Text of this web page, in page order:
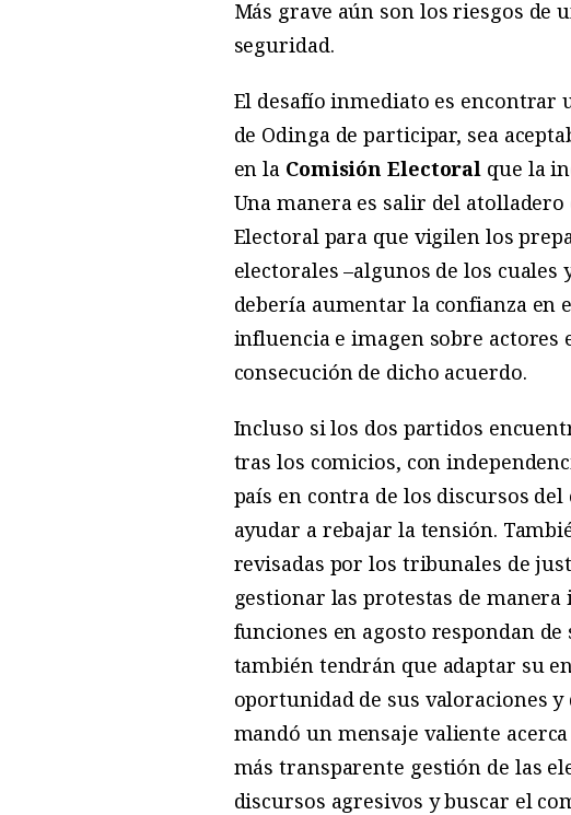
Más grave aún son los riesgos de
seguridad.
El desafío inmediato es encontrar
de Odinga de participar, sea
en la Comisión Electoral que la
Una manera es salir del
Electoral para que vigilen los
electorales –algunos de los
debería aumentar la confianza en
influencia e imagen sobre actores
consecución de dicho acuerdo.
Incluso si los dos partidos
tras los comicios, con
país en contra de los discursos
ayudar a rebajar la tensión.
revisadas por los tribunales de
gestionar las protestas de
funciones en agosto respondan
también tendrán que adaptar su
oportunidad de sus valoraciones
mandó un mensaje valiente
más transparente gestión de las
discursos agresivos y buscar el